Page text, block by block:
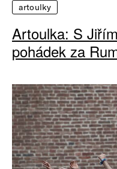
artoulky
Artoulka: S
pohádek za